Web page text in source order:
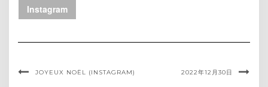
Instagram
JOYEUX NOËL (INSTAGRAM) 2022年12月30日